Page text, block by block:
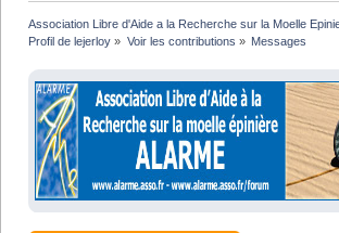
Association Libre d'Aide a la Recherche sur la Moelle
Profil de lejerloy » Voir les contributions » Messages